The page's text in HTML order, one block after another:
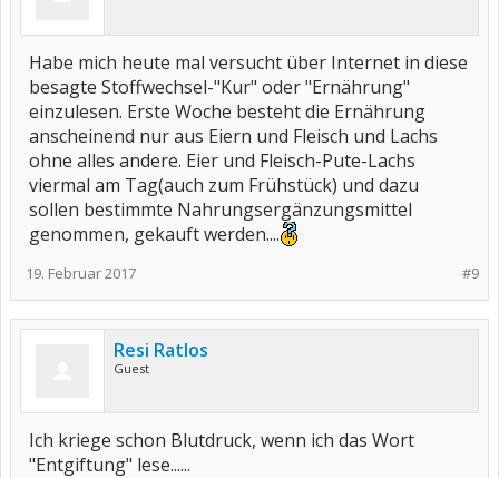
Habe mich heute mal versucht über Internet in diese
besagte Stoffwechsel-"Kur" oder "Ernährung"
einzulesen. Erste Woche besteht die Ernährung
anscheinend nur aus Eiern und Fleisch und Lachs
ohne alles andere. Eier und Fleisch-Pute-Lachs
viermal am Tag(auch zum Frühstück) und dazu
sollen bestimmte Nahrungsergänzungsmittel
genommen, gekauft werden....
#9
19. Februar 2017
Resi Ratlos
Guest
Ich kriege schon Blutdruck, wenn ich das Wort
"Entgiftung" lese......